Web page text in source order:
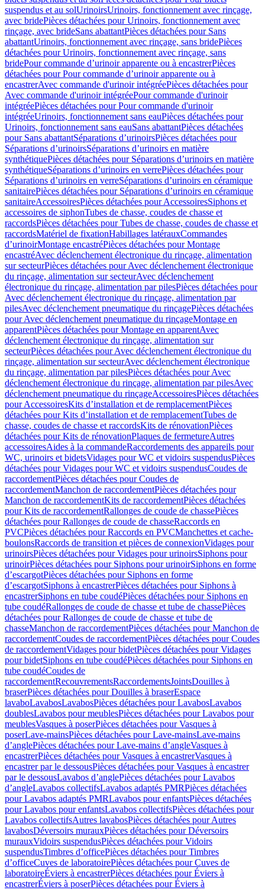
suspendus et au solUrinoirsUrinoirs, fonctionnement avec rinçage,
avec bridePièces détachées pour Urinoirs, fonctionnement avec
rinçage, avec brideSans abattantPièces détachées pour Sans
abattantUrinoirs, fonctionnement avec rinçage, sans bridePièces
détachées pour Urinoirs, fonctionnement avec rinçage, sans
bridePour commande d’urinoir apparente ou à encastrerPièces
détachées pour Pour commande d’urinoir apparente ou à
encastrerAvec commande d'urinoir intégréePièces détachées pour
Avec commande d'urinoir intégréePour commande d'urinoir
intégréePièces détachées pour Pour commande d'urinoir
intégréeUrinoirs, fonctionnement sans eauPièces détachées pour
Urinoirs, fonctionnement sans eauSans abattantPièces détachées
pour Sans abattantSéparations d’urinoirsPièces détachées pour
Séparations d’urinoirsSéparations d’urinoirs en matière
synthétiquePièces détachées pour Séparations d’urinoirs en matière
synthétiqueSéparations d’urinoirs en verrePièces détachées pour
Séparations d’urinoirs en verreSéparations d’urinoirs en céramique
sanitairePièces détachées pour Séparations d’urinoirs en céramique
sanitaireAccessoiresPièces détachées pour AccessoiresSiphons et
accessoires de siphonTubes de chasse, coudes de chasse et
raccordsPièces détachées pour Tubes de chasse, coudes de chasse et
raccordsMatériel de fixationHabillages latérauxCommandes
dʼurinoirMontage encastréPièces détachées pour Montage
encastréAvec déclenchement électronique du rinçage, alimentation
sur secteurPièces détachées pour Avec déclenchement électronique
du rinçage, alimentation sur secteurAvec déclenchement
électronique du rinçage, alimentation par pilesPièces détachées pour
Avec déclenchement électronique du rinçage, alimentation par
pilesAvec déclenchement pneumatique du rinçagePièces détachées
pour Avec déclenchement pneumatique du rinçageMontage en
apparentPièces détachées pour Montage en apparentAvec
déclenchement électronique du rinçage, alimentation sur
secteurPièces détachées pour Avec déclenchement électronique du
rinçage, alimentation sur secteurAvec déclenchement électronique
du rinçage, alimentation par pilesPièces détachées pour Avec
déclenchement électronique du rinçage, alimentation par pilesAvec
déclenchement pneumatique du rinçageAccessoiresPièces détachées
pour AccessoiresKits d’installation et de remplacementPièces
détachées pour Kits d’installation et de remplacementTubes de
chasse, coudes de chasse et raccordsKits de rénovationPièces
détachées pour Kits de rénovationPlaques de fermetureAutres
accessoiresAides à la commandeRaccordements des appareils pour
WC, urinoirs et bidetsVidages pour WC et vidoirs suspendusPièces
détachées pour Vidages pour WC et vidoirs suspendusCoudes de
raccordementPièces détachées pour Coudes de
raccordementManchon de raccordementPièces détachées pour
Manchon de raccordementKits de raccordementPièces détachées
pour Kits de raccordementRallonges de coude de chassePièces
détachées pour Rallonges de coude de chasseRaccords en
PVCPièces détachées pour Raccords en PVCManchettes et cache-
boulonsRaccords de transition et pièces de connexionVidages pour
urinoirsPièces détachées pour Vidages pour urinoirsSiphons pour
urinoirPièces détachées pour Siphons pour urinoirSiphons en forme
d’escargotPièces détachées pour Siphons en forme
d’escargotSiphons à encastrerPièces détachées pour Siphons à
encastrerSiphons en tube coudéPièces détachées pour Siphons en
tube coudéRallonges de coude de chasse et tube de chassePièces
détachées pour Rallonges de coude de chasse et tube de
chasseManchon de raccordementPièces détachées pour Manchon de
raccordementCoudes de raccordementPièces détachées pour Coudes
de raccordementVidages pour bidetPièces détachées pour Vidages
pour bidetSiphons en tube coudéPièces détachées pour Siphons en
tube coudéCoudes de
raccordementRecouvrementsRaccordementsJointsDouilles à
braserPièces détachées pour Douilles à braserEspace
lavaboLavabosLavabosPièces détachées pour LavabosLavabos
doublesLavabos pour meublesPièces détachées pour Lavabos pour
meublesVasques à poserPièces détachées pour Vasques à
poserLave-mainsPièces détachées pour Lave-mainsLave-mains
d’anglePièces détachées pour Lave-mains d’angleVasques à
encastrerPièces détachées pour Vasques à encastrerVasques à
encastrer par le dessousPièces détachées pour Vasques à encastrer
par le dessousLavabos d’anglePièces détachées pour Lavabos
d’angleLavabos collectifsLavabos adaptés PMRPièces détachées
pour Lavabos adaptés PMRLavabos pour enfantsPièces détachées
pour Lavabos pour enfantsLavabos collectifsPièces détachées pour
Lavabos collectifsAutres lavabosPièces détachées pour Autres
lavabosDéversoirs murauxPièces détachées pour Déversoirs
murauxVidoirs suspendusPièces détachées pour Vidoirs
suspendusTimbres dʼofficePièces détachées pour Timbres
dʼofficeCuves de laboratoirePièces détachées pour Cuves de
laboratoireÉviers à encastrerPièces détachées pour Éviers à
encastrerÉviers à poserPièces détachées pour Éviers à